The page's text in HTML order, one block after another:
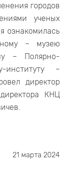
городов
ученых
ознакомилась
– музею
– Полярно-
институту –
директор
КНЦ
21 марта 2024